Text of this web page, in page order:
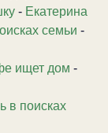
- Екатерина
семьи -
ищет дом -
в поисках